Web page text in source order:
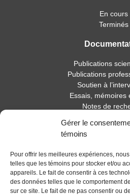
Gérer le
témoins
Pour offrir les meilleures expériences,
telles que les témoins pour stocker et/ou
appareils. Le fait de consentir à ces
des données telles que le comportement
sur ce site. Le fait de ne pas consentir ou
En cours
Terminés
Publications
Publications
Soutien à
Essais, mémoires
Notes de
Activités